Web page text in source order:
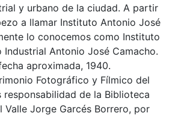
y urbano de la ciudad. A partir
a llamar Instituto Antonio José
lo conocemos como Instituto
Industrial Antonio José Camacho.
aproximada, 1940.
Fotográfico y Fílmico del
responsabilidad de la Biblioteca
Valle Jorge Garcés Borrero, por